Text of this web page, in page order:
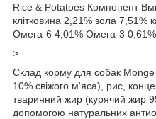
Rice & Potatoes Компонент
клітковина 2,21% зола
Омега-6 4,01% Омега-3 0,61%
>
Склад корму для собак Monge
10% свіжого м'яса), рис,
тваринний жир (курячий жир
допомогою натуральних